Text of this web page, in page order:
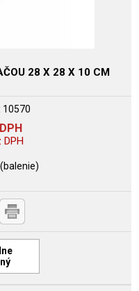
28 X 28 X 10 CM
10570